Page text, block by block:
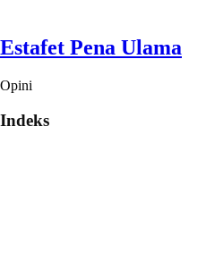
Estafet Pena Ulama
Opini
Indeks